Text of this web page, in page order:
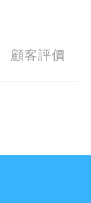
顧客評價